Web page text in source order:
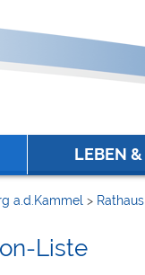
LEBEN
a.d.Kammel >
Liste